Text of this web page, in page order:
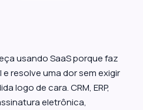
usando SaaS porque faz
resolve uma dor sem exigir
logo de cara. CRM, ERP,
eletrônica,